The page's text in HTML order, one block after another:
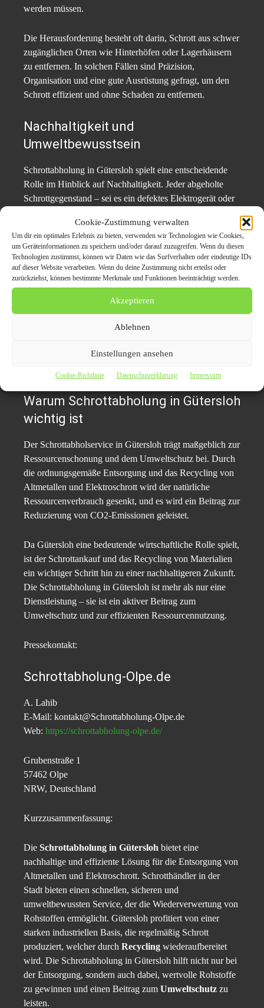
Cookie-Zustimmung verwalten
Um dir ein optimales Erlebnis zu bieten, verwenden wir Technologien wie Cookies,
um Geräteinformationen zu speichern und/oder darauf zuzugreifen. Wenn du diesen
Technologien zustimmst, können wir Daten wie das Surfverhalten oder eindeutige IDs
auf dieser Website verarbeiten. Wenn du deine Zustimmung nicht erteilst oder
zurückziehst, können bestimmte Merkmale und Funktionen beeinträchtigt werden.
Akzeptieren
Ablehnen
Einstellungen ansehen
Cookie-Richtlinie Datenschutzerklärung Impressum
werden müssen.
Die Herausforderung besteht oft darin, Schrott aus schwer
zugänglichen Orten wie Hinterhöfen oder Lagerhäusern
zu entfernen. In solchen Fällen sind Präzision,
Organisation und eine gute Ausrüstung gefragt, um den
Schrott effizient und ohne Schaden zu entfernen.
Nachhaltigkeit und
Umweltbewusstsein
Schrottabholung in Gütersloh spielt eine entscheidende
Rolle im Hinblick auf Nachhaltigkeit. Jeder abgeholte
Schrottgegenstand – sei es ein defektes Elektrogerät oder
wertvolle Rohstoffe zu gewinnen und die Umwelt zu
schonen. Durch das Recycling wird die Menge an Abfall,
die auf Deponien landet, reduziert, und es wird weniger
Energie und Wasser benötigt, um neue Materialien zu
produzieren.
Für die Schrotthändler in Gütersloh ist es ein Anliegen,
mit ihrem Service nicht nur die Umwelt zu entlasten,
Recyclings aufzuklären und zur Teilnahme am
Warum Schrottabholung in Gütersloh
wichtig ist
Der Schrottabholservice in Gütersloh trägt maßgeblich zur
Ressourcenschonung und dem Umweltschutz bei. Durch
die ordnungsgemäße Entsorgung und das Recycling von
Altmetallen und Elektroschrott wird der natürliche
Ressourcenverbrauch gesenkt, und es wird ein Beitrag zur
Reduzierung von CO2-Emissionen geleistet.
Da Gütersloh eine bedeutende wirtschaftliche Rolle spielt,
ist der Schrottankauf und das Recycling von Materialien
ein wichtiger Schritt hin zu einer nachhaltigeren Zukunft.
Die Schrottabholung in Gütersloh ist mehr als nur eine
Dienstleistung – sie ist ein aktiver Beitrag zum
Umweltschutz und zur effizienten Ressourcennutzung.
Pressekontakt:
Schrottabholung-Olpe.de
A. Lahib
E-Mail: kontakt@Schrottabholung-Olpe.de
Web: https://schrottabholung-olpe.de/
Grubenstraße 1
57462 Olpe
NRW, Deutschland
Kurzzusammenfassung:
Die Schrottabholung in Gütersloh bietet eine
nachhaltige und effiziente Lösung für die Entsorgung von
Altmetallen und Elektroschrott. Schrotthändler in der
Stadt bieten einen schnellen, sicheren und
umweltbewussten Service, der die Wiederverwertung von
Rohstoffen ermöglicht. Gütersloh profitiert von einer
starken industriellen Basis, die regelmäßig Schrott
produziert, welcher durch Recycling wiederaufbereitet
wird. Die Schrottabholung in Gütersloh hilft nicht nur bei
der Entsorgung, sondern auch dabei, wertvolle Rohstoffe
zu gewinnen und einen Beitrag zum Umweltschutz zu
leisten.